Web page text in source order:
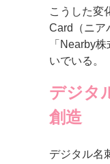
発刊案内
運営
会社案内
こうした変
Card（ニア
「Nearby
いでいる。
デジタ
創造
デジタル名